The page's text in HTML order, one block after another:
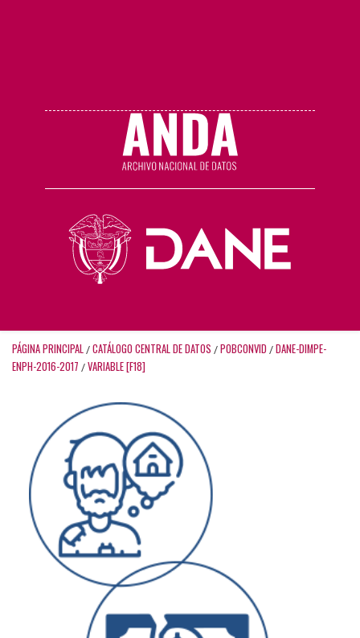
PÁGINA PRINCIPAL / CATÁLOGO CENTRAL DE DATOS / POBCONVID / DANE-DIMPE-
ENPH-2016-2017 / VARIABLE [F18]